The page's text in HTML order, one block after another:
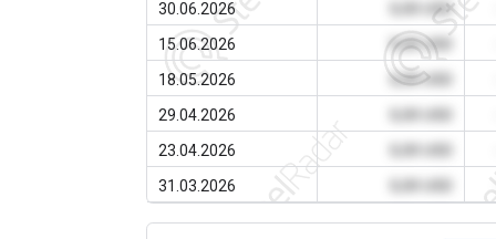
30.06.2026
0,00 USD
15.06.2026
0,00 USD
18.05.2026
0,00 USD
29.04.2026
23.04.2026
31.03.2026